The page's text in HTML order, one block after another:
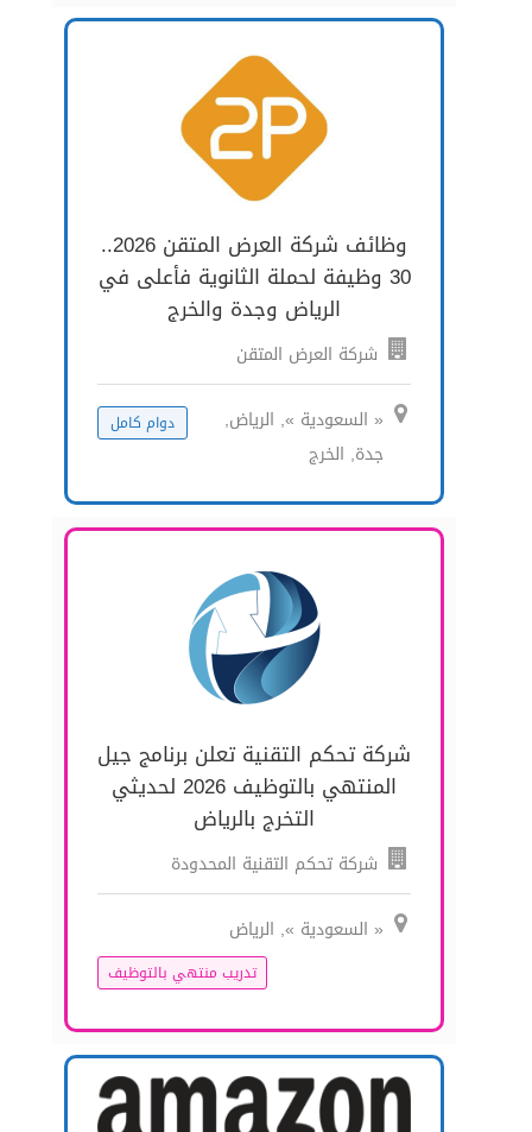
وظائف شركة العرض المتقن 2026..
30 وظيفة لحملة الثانوية فأعلى في
الرياض وجدة والخرج
شركة العرض المتقن
« السعودية », الرياض,
جدة, الخرج
دوام كامل
شركة تحكم التقنية تعلن برنامج جيل
المنتهي بالتوظيف 2026 لحديثي
التخرج بالرياض
شركة تحكم التقنية المحدودة
« السعودية », الرياض
تدريب منتهي بالتوظيف